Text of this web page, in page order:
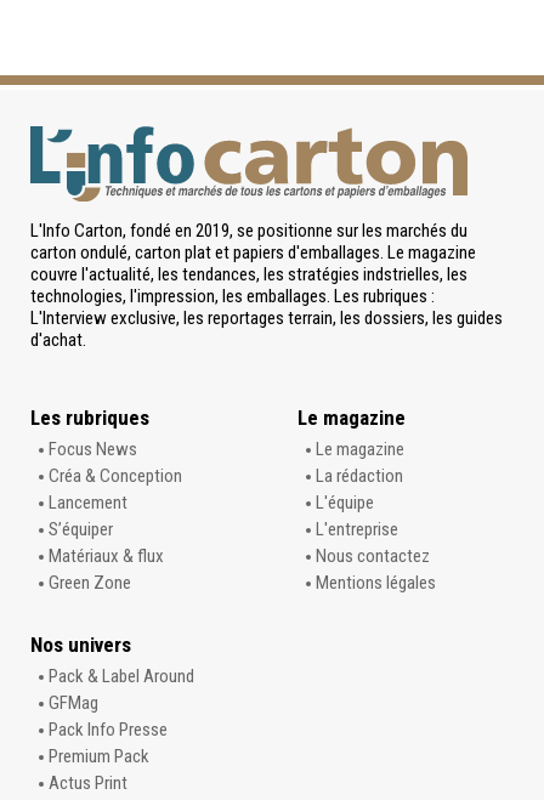
L'Info Carton, fondé en 2019, se positionne sur les marchés du
carton ondulé, carton plat et papiers d'emballages. Le magazine
couvre l'actualité, les tendances, les stratégies indstrielles, les
technologies, l'impression, les emballages. Les rubriques :
L'Interview exclusive, les reportages terrain, les dossiers, les guides
d'achat.
Les rubriques
Focus News
Créa & Conception
Lancement
S’équiper
Matériaux & flux
Green Zone
Le magazine
Le magazine
La rédaction
L'équipe
L'entreprise
Nous contactez
Mentions légales
Nos univers
Pack & Label Around
GFMag
Pack Info Presse
Premium Pack
Actus Print